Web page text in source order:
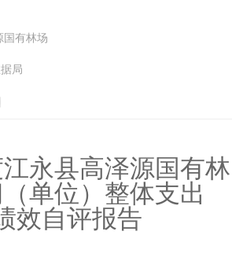
国有林场
局
江永县高泽源国有林
（单位） 整体支出
效自评报告